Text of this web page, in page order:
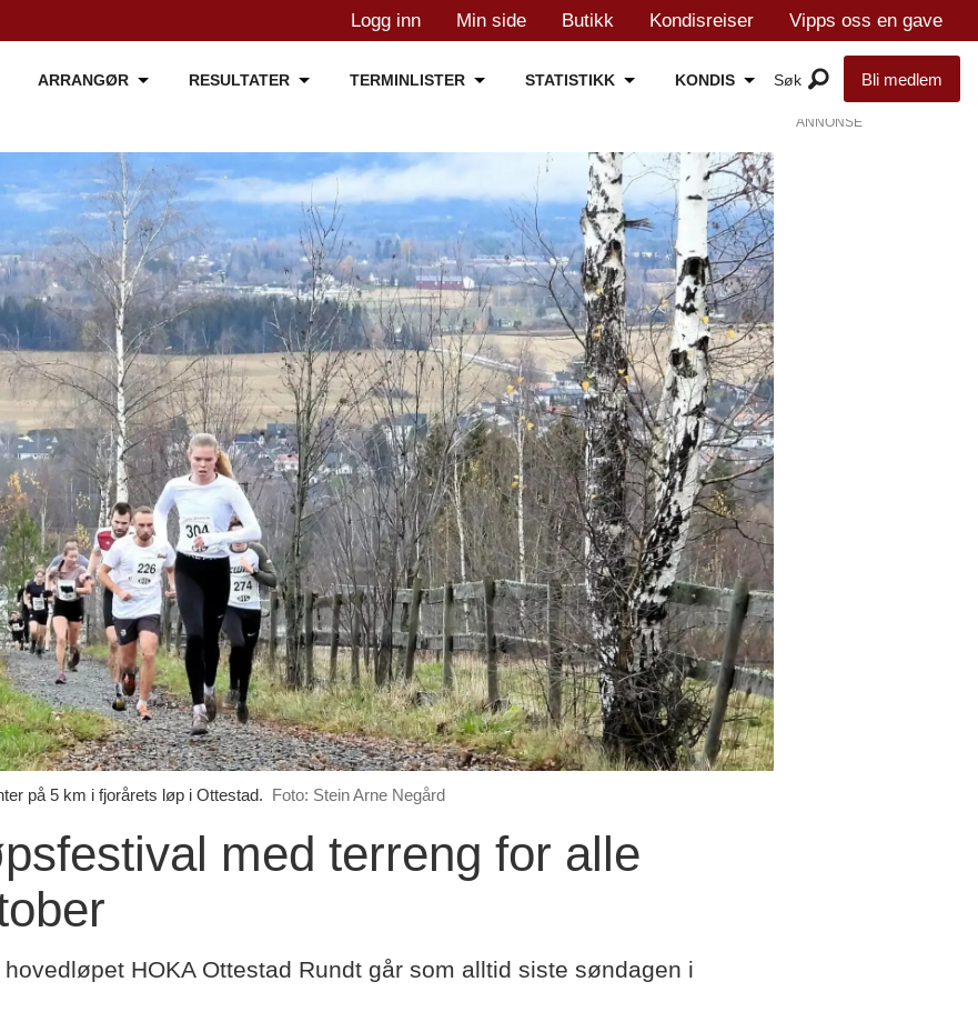
Logg inn Min side Butikk Kondisreiser Vipps oss en gave
ARRANGØR RESULTATER TERMINLISTER STATISTIKK KONDIS Bli medlem
på 5 km i fjorårets løp i Ottestad. Foto: Stein Arne Negård
med terreng for alle
HOKA Ottestad Rundt går som alltid siste søndagen i
ANNONSE